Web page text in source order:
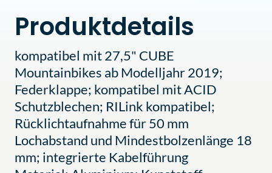
Produktdetails
kompatibel mit 27,5" CUBE
Mountainbikes ab Modelljahr 2019;
Federklappe; kompatibel mit ACID
Schutzblechen; RILink kompatibel;
Rücklichtaufnahme für 50 mm
Lochabstand und Mindestbolzenlänge 18
mm; integrierte Kabelführung